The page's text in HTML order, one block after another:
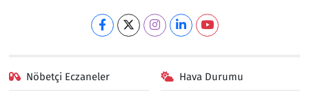
Nöbetçi Eczaneler Hava Durumu